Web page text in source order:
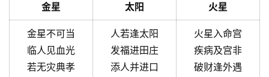
金星 太阳 火星
金星不可当
临人见血光
若无灾典孝
人若逢太阳
发福进田庄
添人并进口
火星入命宫
疾病及宫非
破财逢外遇